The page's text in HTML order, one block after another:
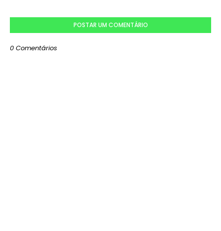
POSTAR UM COMENTÁRIO
0 Comentários